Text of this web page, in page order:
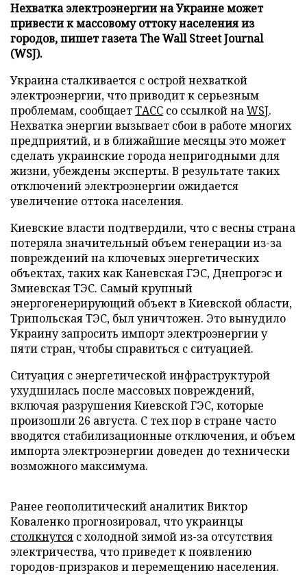
Нехватка электроэнергии на Украине может
привести к массовому оттоку населения из
городов, пишет газета The Wall Street Journal
(WSJ).
Украина сталкивается с острой нехваткой
электроэнергии, что приводит к серьезным
проблемам, сообщаетТАСС со ссылкой наWSJ.
Нехватка энергии вызывает сбои в работе многих
предприятий, и в ближайшие месяцы это может
сделать украинские города непригодными для
жизни, убеждены эксперты. В результате таких
отключений электроэнергии ожидается
увеличение оттока населения.
Киевские власти подтвердили, что с весны страна
потеряла значительный объем генерации из-за
повреждений на ключевых энергетических
объектах, таких как Каневская ГЭС, Днепрогэс и
Змиевская ТЭС. Самый крупный
энергогенерирующий объект в Киевской области,
Трипольская ТЭС, был уничтожен. Это вынудило
Украину запросить импорт электроэнергии у
пяти стран, чтобы справиться с ситуацией.
Ситуация с энергетической инфраструктурой
ухудшилась после массовых повреждений,
включая разрушения Киевской ГЭС, которые
произошли 26 августа. С тех пор в стране часто
вводятся стабилизационные отключения, и объем
импорта электроэнергии доведен до технически
возможного максимума.
Ранее геополитический аналитик Виктор
Коваленко прогнозировал, что украинцы
столкнутся с холодной зимой из-за отсутствия
электричества, что приведет к появлению
городов-призраков и перемещению населения.